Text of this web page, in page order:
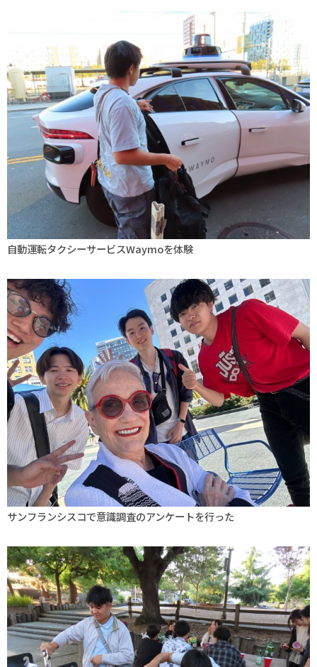
自動運転タクシーサービスWaymoを体験
サンフランシスコで意識調査のアンケートを行った